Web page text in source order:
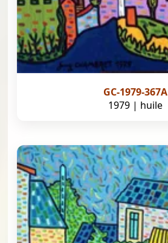
GC-1979-367A
1979 | huile